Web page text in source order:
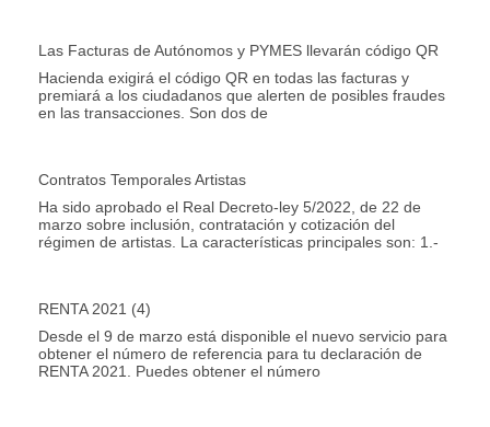
Las Facturas de Autónomos y PYMES llevarán código QR
Hacienda exigirá el código QR en todas las facturas y
premiará a los ciudadanos que alerten de posibles fraudes
en las transacciones. Son dos de
Contratos Temporales Artistas
Ha sido aprobado el Real Decreto-ley 5/2022, de 22 de
marzo sobre inclusión, contratación y cotización del
régimen de artistas. La características principales son: 1.-
RENTA 2021 (4)
Desde el 9 de marzo está disponible el nuevo servicio para
obtener el número de referencia para tu declaración de
RENTA 2021. Puedes obtener el número